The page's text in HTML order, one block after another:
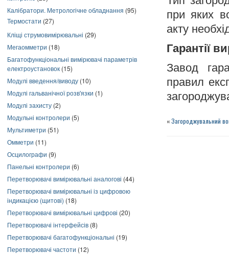
Калібратори. Метрологічне обладнання (95)
Термостати (27)
Кліщі струмовимірювальні (29)
Мегаомметри (18)
Багатофункціональні вимірювачі параметрів
електроустановок (15)
Модулі введення/виводу (10)
Модулі гальванічної розв'язки (1)
Модулі захисту (2)
Модульні контролери (5)
Мультиметри (51)
Омметри (11)
Осцилографи (9)
Панельні контролери (6)
Перетворювачі вимірювальні аналогові (44)
Перетворювачі вимірювальні із цифровою
індикацією (щитові) (18)
Перетворювачі вимірювальні цифрові (20)
Перетворювачі інтерфейсів (8)
Перетворювачі багатофункціональні (19)
Перетворювачі частоти (12)
при яких
акту
Гарантії
Завод
правил
«Загороджувальний